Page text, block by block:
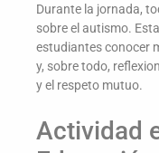
Durante la jornada,
sobre el autismo.
estudiantes conocer
y, sobre todo,
y el respeto mutuo.
Actividad